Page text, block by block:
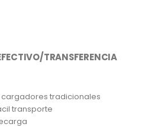
TRANSFERENCIA
tradicionales
transporte